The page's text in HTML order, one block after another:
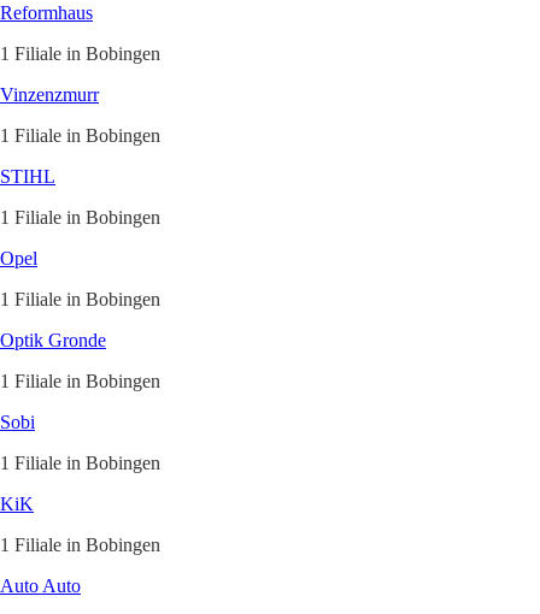
Reformhaus
1 Filiale in Bobingen
Vinzenzmurr
1 Filiale in Bobingen
STIHL
1 Filiale in Bobingen
Opel
1 Filiale in Bobingen
Optik Gronde
1 Filiale in Bobingen
Sobi
1 Filiale in Bobingen
KiK
1 Filiale in Bobingen
Auto Auto